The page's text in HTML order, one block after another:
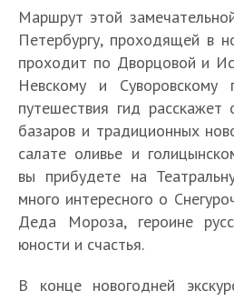
Маршрут этой
Петербургу, проходящей в
проходит по Дворцовой и
Невскому и Суворовскому
путешествия гид
базаров и традиционных
салате оливье и
вы прибудете на
много интересного о
Деда Мороза, героине
юности и счастья.
В конце новогодней